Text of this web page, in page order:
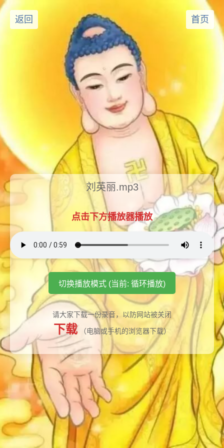
返回 首页
刘英丽.mp3
点击下方播放器播放
切换播放模式 (当前: 循环播放)
请大家下载一份录音，以防网站被关闭
下载 （电脑或手机的浏览器下载）